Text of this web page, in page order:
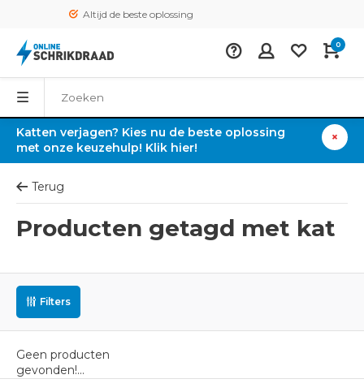
Altijd de beste oplossing
0
Katten verjagen? Kies nu de beste oplossing
met onze keuzehulp! Klik hier!
Terug
Producten getagd met kat
Filters
Geen producten
gevonden!...